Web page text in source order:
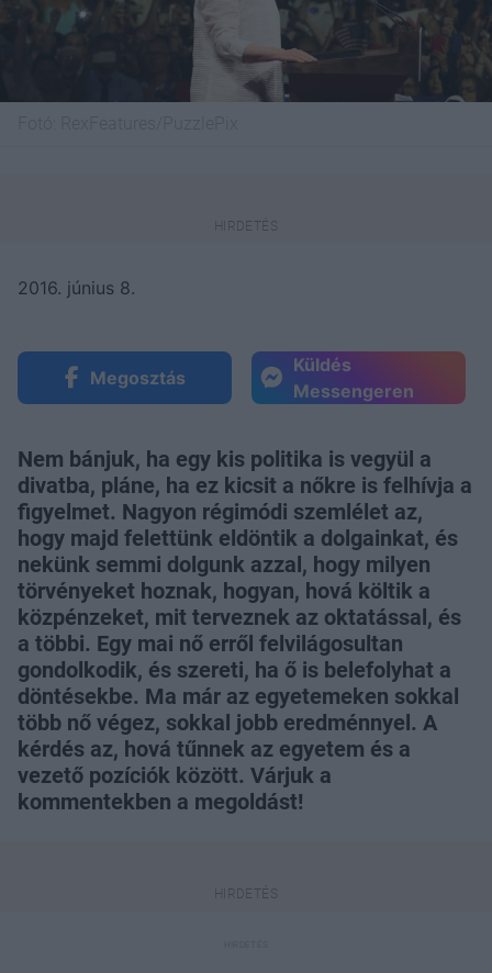
2016. június 8.
Megosztás
Küldés
Messengeren
Nem bánjuk, ha egy kis politika is vegyül a
divatba, pláne, ha ez kicsit a nőkre is felhívja a
figyelmet. Nagyon régimódi szemlélet az,
hogy majd felettünk eldöntik a dolgainkat, és
nekünk semmi dolgunk azzal, hogy milyen
törvényeket hoznak, hogyan, hová költik a
közpénzeket, mit terveznek az oktatással, és
a többi. Egy mai nő erről felvilágosultan
gondolkodik, és szereti, ha ő is belefolyhat a
döntésekbe. Ma már az egyetemeken sokkal
több nő végez, sokkal jobb eredménnyel. A
kérdés az, hová tűnnek az egyetem és a
vezető pozíciók között. Várjuk a
kommentekben a megoldást!